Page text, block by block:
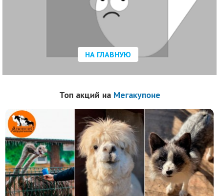
НА ГЛАВНУЮ
Топ акций на Мегакупоне